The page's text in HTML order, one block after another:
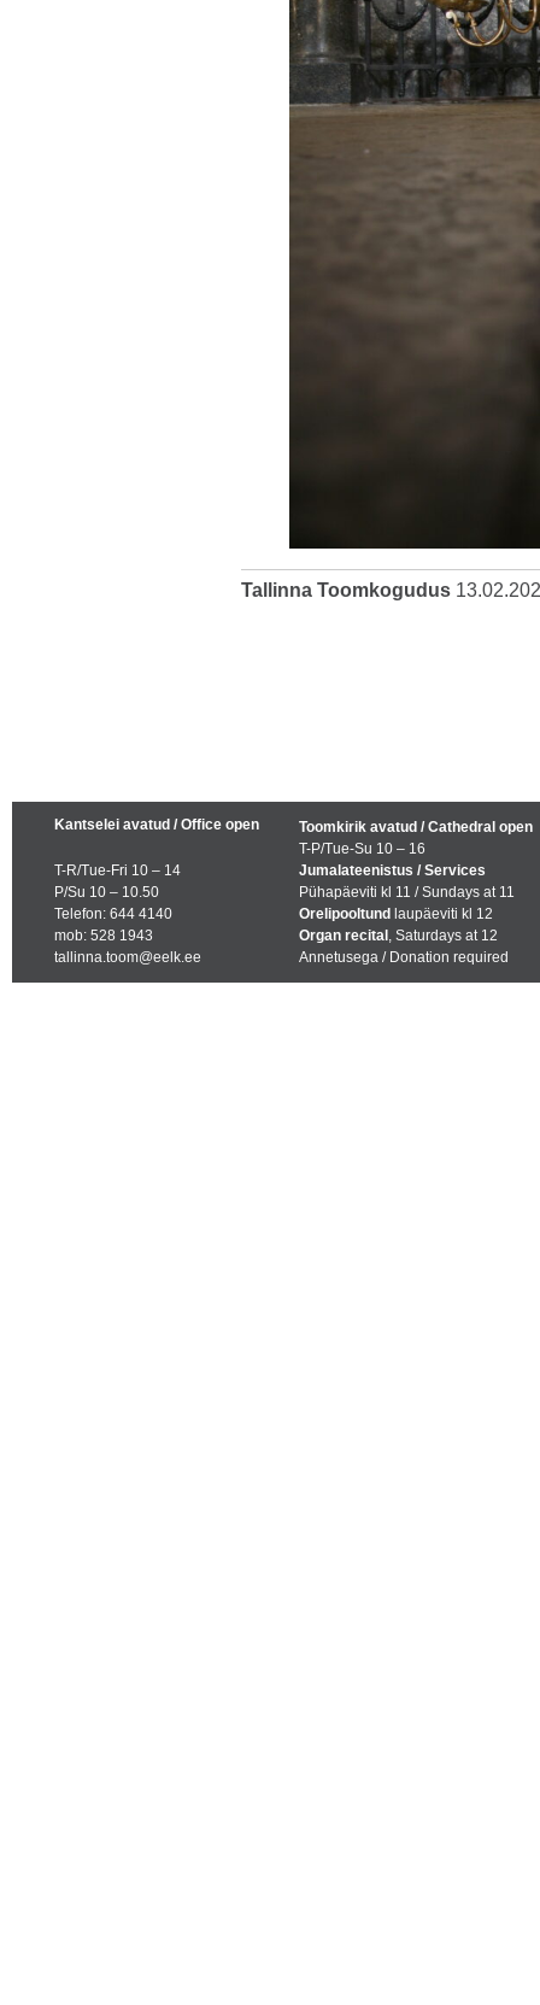
Tallinna Toomkogudus
Kantselei avatud / Office open
T-R/Tue-Fri 10 – 14
P/Su 10 – 10.50
Telefon: 644 4140
mob: 528 1943
tallinna.toom@eelk.ee
Toomkirik avatud / Cathedral open
T-P/Tue-Su 10 – 16
Jumalateenistus / Services
Pühapäeviti kl 11 / Sundays at 11
Orelipooltund laupäeviti kl 12
Organ recital , Saturdays at 12
Annetusega / Donation required